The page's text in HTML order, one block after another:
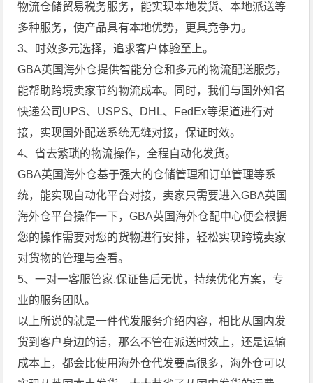
物流仓储贸易税务服务，能实现本地发货、本地派送等
多种服务，使产品具有本地优势，更具竞争力。
3、时效多元选择，追求客户体验至上。
GBA英国海外仓提供智能分仓和多元的物流配送服务，
能帮助跨境卖家节约物流成本。同时，我们与国外知名
快递公司UPS、USPS、DHL、FedEx等渠道进行对
接，实现国外配送系统无缝对接，保证时效。
4、省去繁琐的物流操作，全程自动化发货。
GBA英国海外仓基于强大的仓储管理和订单管理等系
统，能实现自动化平台对接，卖家只需要进入GBA英国
海外仓平台操作一下，GBA英国海外仓配中心便会根据
您的操作需要对您的货物进行安排，轻松实现跨境卖家
对货物的管理与查看。
5、一对一客服管家,保证售后无忧，持续优化方案，专
业的服务团队。
以上所说的就是一件代发服务介绍内容，相比从国内发
货到客户身边的话，那么不管在派送时效上，还是运输
成本上，都会比使用海外仓代发要高很多，海外仓可以